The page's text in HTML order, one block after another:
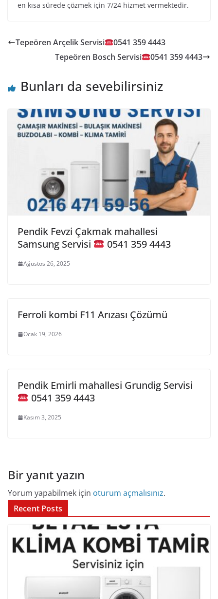
en kısa sürede çözmek için 7/24 hizmet vermektedir.
Tepeören Arçelik Servisi
0541 359 4443
Tepeören Bosch Servisi
0541 359 4443
Bunları da sevebilirsiniz
Pendik Fevzi Çakmak mahallesi
Samsung Servisi
0541 359 4443
Ağustos 26, 2025
Ferroli kombi F11 Arızası Çözümü
Ocak 19, 2026
Pendik Emirli mahallesi Grundig Servisi
0541 359 4443
Kasım 3, 2025
Bir yanıt yazın
Yorum yapabilmek için oturum açmalısınız.
Recent Posts